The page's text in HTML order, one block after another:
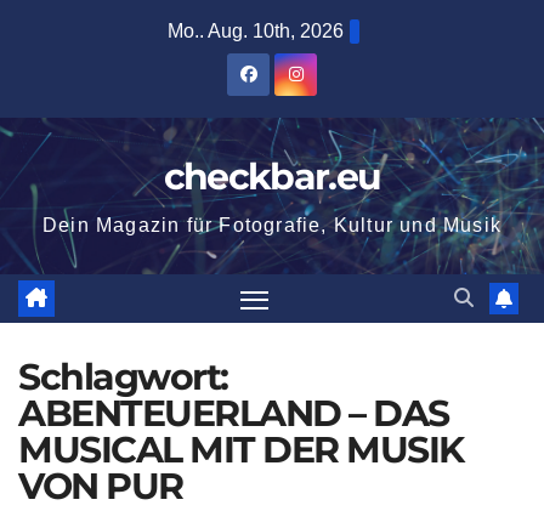
Mo.. Aug. 10th, 2026
checkbar.eu
Dein Magazin für Fotografie, Kultur und Musik
Schlagwort:
ABENTEUERLAND – DAS
MUSICAL MIT DER MUSIK
VON PUR